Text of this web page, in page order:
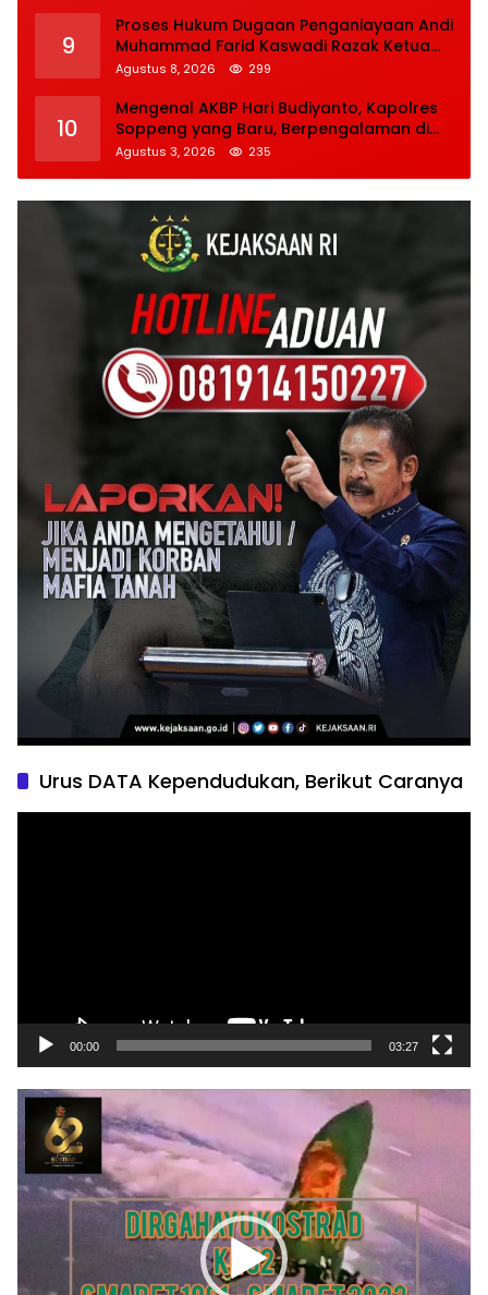
9
Proses Hukum Dugaan Penganiayaan Andi
Muhammad Farid Kaswadi Razak Ketua
DPRD Soppeng Fraksi Golkar Tetap
Agustus 8, 2026 299
10
Mengenal AKBP Hari Budiyanto, Kapolres
Soppeng yang Baru, Berpengalaman di
Bareskrim Polri
Agustus 3, 2026 235
Urus DATA Kependudukan, Berikut Caranya
00:00 03:27
Pemutar
Video